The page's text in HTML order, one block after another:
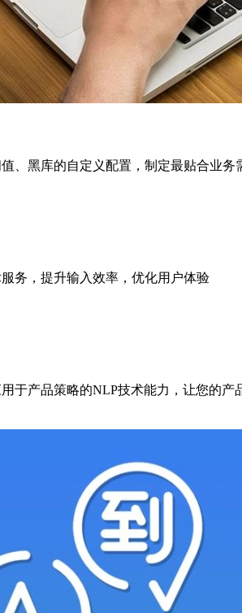
、黑库的自定义配置，制定最贴合业务
务，提升输入效率，优化用户体验
于产品策略的NLP技术能力，让您的产